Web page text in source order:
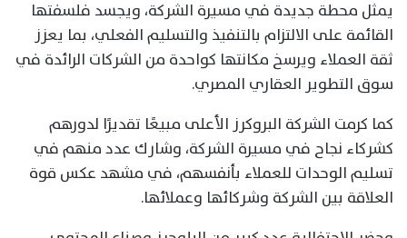
يمثل محطة جديدة في مسيرة الشركة، ويجسد فلسفتها
القائمة على الالتزام بالتنفيذ والتسليم الفعلي، بما يعزز
ثقة العملاء ويرسخ مكانتها كواحدة من الشركات الرائدة في
سوق التطوير العقاري المصري.
كما كرمت الشركة البروكرز الأعلى مبيعًا تقديرًا لدورهم
كشركاء نجاح في مسيرة الشركة، وشارك عدد منهم في
تسليم الوحدات للعملاء بأنفسهم، في مشهد عكس قوة
العلاقة بين الشركة وشركائها وعملائها.